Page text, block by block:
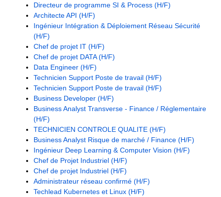
Directeur de programme SI & Process (H/F)
Architecte API (H/F)
Ingénieur Intégration & Déploiement Réseau Sécurité
(H/F)
Chef de projet IT (H/F)
Chef de projet DATA (H/F)
Data Engineer (H/F)
Technicien Support Poste de travail (H/F)
Technicien Support Poste de travail (H/F)
Business Developer (H/F)
Business Analyst Transverse - Finance / Réglementaire
(H/F)
TECHNICIEN CONTROLE QUALITE (H/F)
Business Analyst Risque de marché / Finance (H/F)
Ingénieur Deep Learning & Computer Vision (H/F)
Chef de Projet Industriel (H/F)
Chef de projet Industriel (H/F)
Administrateur réseau confirmé (H/F)
Techlead Kubernetes et Linux (H/F)